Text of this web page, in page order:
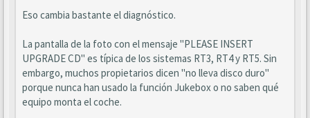
Eso cambia bastante el diagnóstico.
La pantalla de la foto con el mensaje "PLEASE INSERT
UPGRADE CD" es típica de los sistemas RT3, RT4 y RT5. Sin
embargo, muchos propietarios dicen "no lleva disco duro"
porque nunca han usado la función Jukebox o no saben qué
equipo monta el coche.